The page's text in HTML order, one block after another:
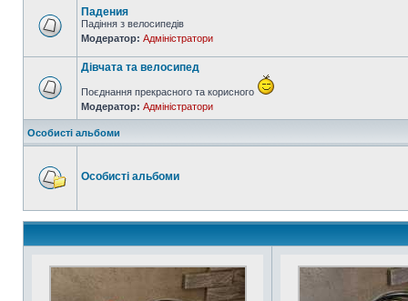
Падения
Падіння з велосипедів
Модератор: Адміністратори
Дівчата та велосипед
Поєднання прекрасного та корисного
Модератор: Адміністратори
Особисті альбоми
Особисті альбоми